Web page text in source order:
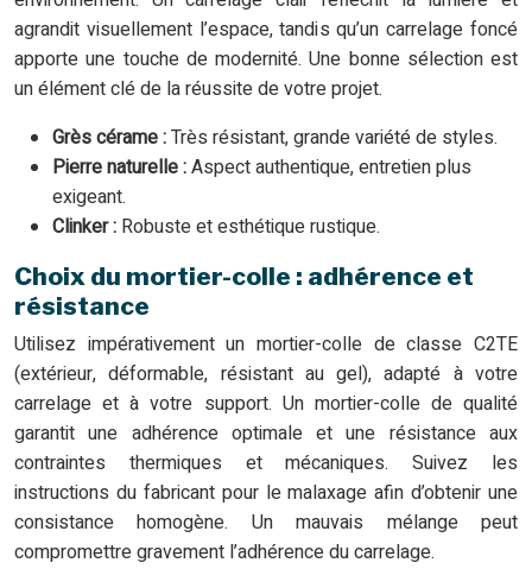
agrandit visuellement l’espace, tandis qu’un carrelage foncé
apporte une touche de modernité. Une bonne sélection est
un élément clé de la réussite de votre projet.
Grès cérame :Très résistant, grande variété de styles.
Pierre naturelle :Aspect authentique, entretien plus
exigeant.
Clinker : Robuste et esthétique rustique.
Choix du mortier-colle : adhérence et
résistance
Utilisez impérativement un mortier-colle de classe C2TE
(extérieur, déformable, résistant au gel), adapté à votre
carrelage et à votre support. Un mortier-colle de qualité
garantit une adhérence optimale et une résistance aux
contraintes thermiques et mécaniques. Suivez les
instructions du fabricant pour le malaxage afin d’obtenir une
consistance homogène. Un mauvais mélange peut
compromettre gravement l’adhérence du carrelage.